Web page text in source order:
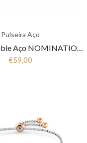
Pulseira Aço
Pulseira Double Aço NOMINATION Extension Collection 043211/011
€59,00